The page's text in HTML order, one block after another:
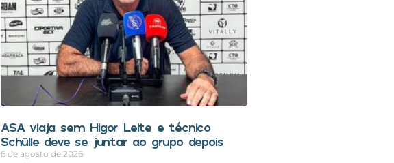
ASA viaja sem Higor Leite e técnico
Schülle deve se juntar ao grupo depois
6 de agosto de 2026